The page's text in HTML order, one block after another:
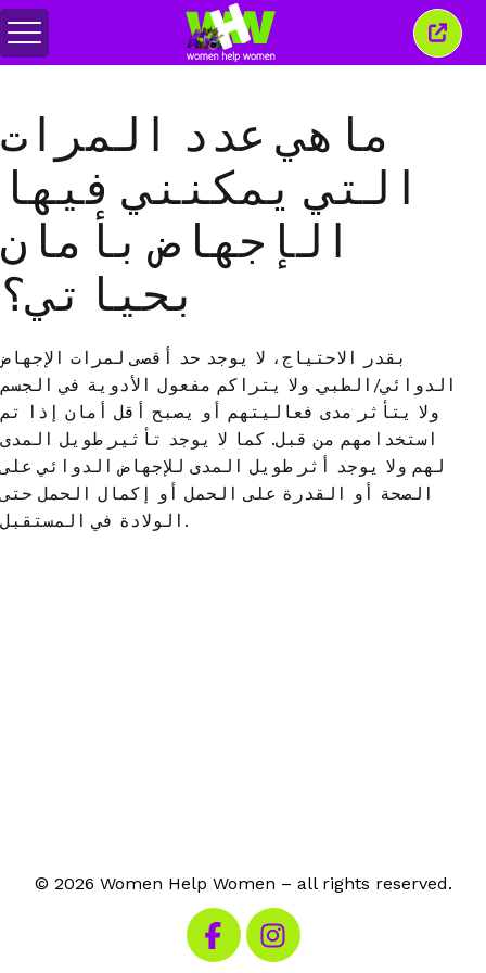
Toggle
menu
Close
this
ماهي عدد المرات
التي يمكنني فيها
الإجهاض بأمان
بحياتي؟
بقدر الاحتياج، لا يوجد حد أقصى لمرات الإجهاض
الدوائي/ الطبي. ولا يتراكم مفعول الأدوية في الجسم
ولا يتأثر مدى فعاليتهم أو يصبح أقل أمان إذا تم
استخدامهم من قبل. كما لا يوجد تأثير طويل المدى
لهم ولا يوجد أثر طويل المدى للإجهاض الدوائي على
الصحة أو القدرة على الحمل أو إكمال الحمل حتى
الولادة في المستقبل .
© 2026 Women Help Women – all rights reserved.
Visit our Facebook
Visit our Instagram